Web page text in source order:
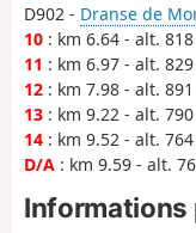
D902 - Dranse de
10 : km 6.64 - alt.
11 : km 6.97 - alt.
12 : km 7.98 - alt.
13 : km 9.22 - alt.
14 : km 9.52 - alt.
D/A : km 9.59 - alt.
Informations